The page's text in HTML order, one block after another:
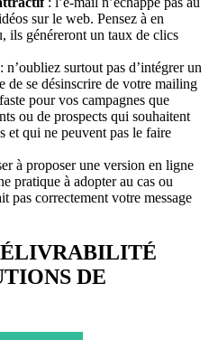
sur le web. Pensez à en
ils généreront un taux de clics
: n’oubliez surtout pas d’intégrer un
de se désinscrire de votre mailing
pour vos campagnes que
ou de prospects qui souhaitent
et qui ne peuvent pas le faire
à proposer une version en ligne
pratique à adopter au cas ou
pas correctement votre message
DE